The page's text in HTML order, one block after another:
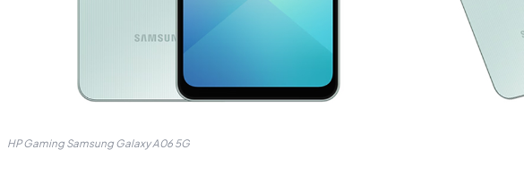
HP Gaming Samsung Galaxy A06 5G